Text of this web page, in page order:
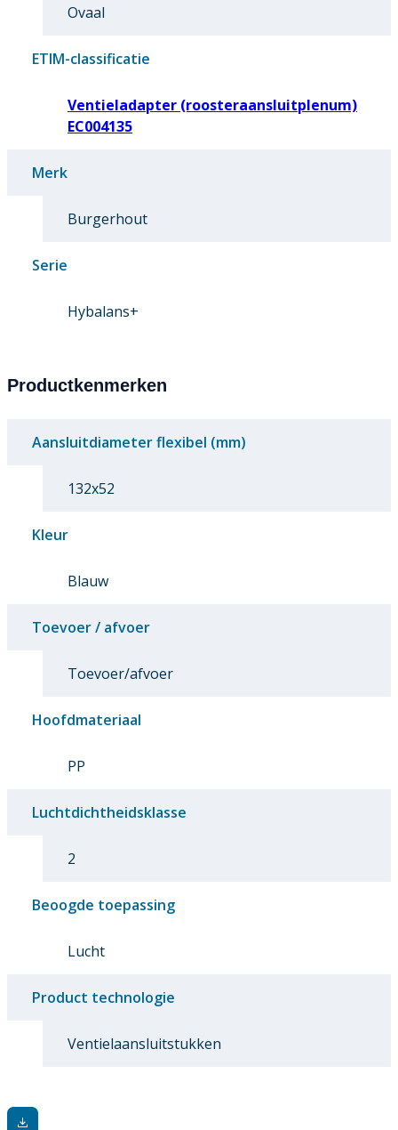
Ovaal
ETIM-classificatie
Ventieladapter (roosteraansluitplenum)
EC004135
Merk
Burgerhout
Serie
Hybalans+
Productkenmerken
Aansluitdiameter flexibel (mm)
132x52
Kleur
Blauw
Toevoer / afvoer
Toevoer/afvoer
Hoofdmateriaal
PP
Luchtdichtheidsklasse
2
Beoogde toepassing
Lucht
Product technologie
Ventielaansluitstukken